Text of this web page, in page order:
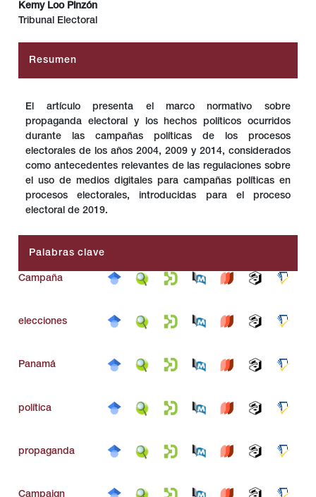
Kemy Loo Pinzón
Tribunal Electoral
Resumen
El artículo presenta el marco normativo sobre
propaganda electoral y los hechos políticos ocurridos
durante las campañas políticas de los procesos
electorales de los años 2004, 2009 y 2014, considerados
como antecedentes relevantes de las regulaciones sobre
el uso de medios digitales para campañas políticas en
procesos electorales, introducidas para el proceso
electoral de 2019.
Palabras clave
Campaña
elecciones
Panamá
política
propaganda
Campaign